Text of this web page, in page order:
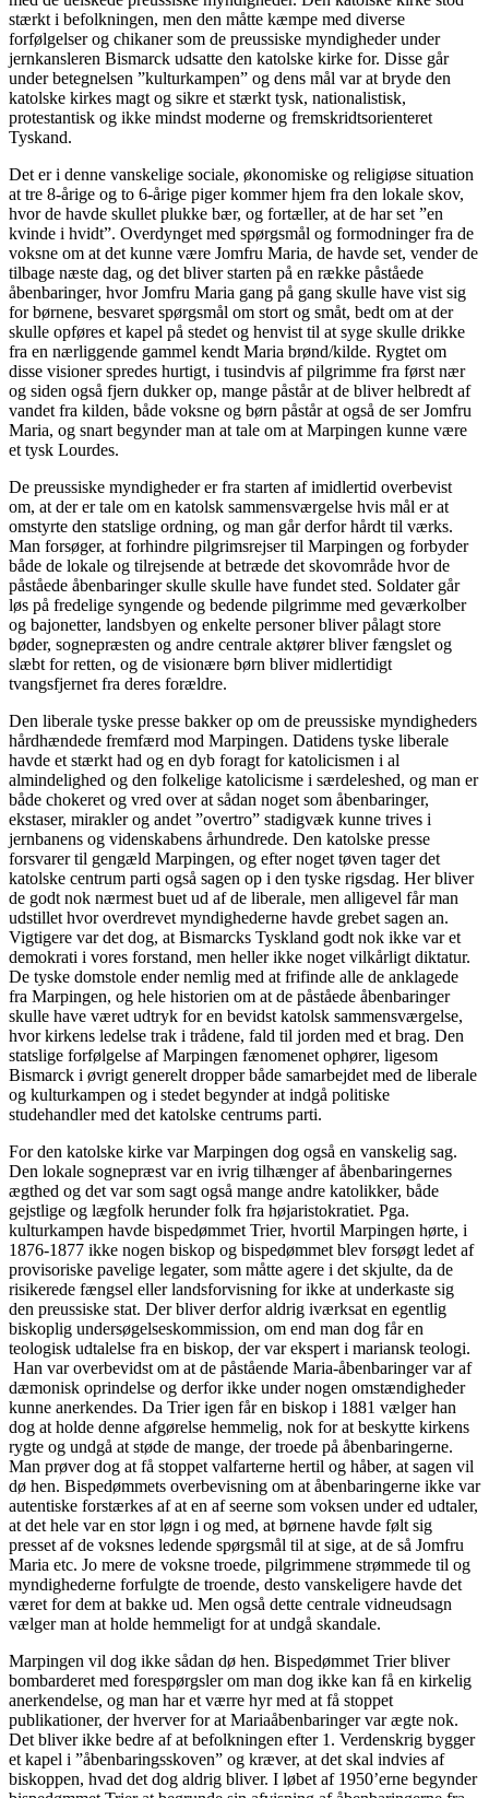
stærkt i befolkningen, men den måtte kæmpe med diverse
forfølgelser og chikaner som de preussiske myndigheder under
jernkansleren Bismarck udsatte den katolske kirke for. Disse går
under betegnelsen ”kulturkampen” og dens mål var at bryde den
katolske kirkes magt og sikre et stærkt tysk, nationalistisk,
protestantisk og ikke mindst moderne og fremskridtsorienteret
Tyskand.
Det er i denne vanskelige sociale, økonomiske og religiøse situation
at tre 8-årige og to 6-årige piger kommer hjem fra den lokale skov,
hvor de havde skullet plukke bær, og fortæller, at de har set ”en
kvinde i hvidt”. Overdynget med spørgsmål og formodninger fra de
voksne om at det kunne være Jomfru Maria, de havde set, vender de
tilbage næste dag, og det bliver starten på en række påståede
åbenbaringer, hvor Jomfru Maria gang på gang skulle have vist sig
for børnene, besvaret spørgsmål om stort og småt, bedt om at der
skulle opføres et kapel på stedet og henvist til at syge skulle drikke
fra en nærliggende gammel kendt Maria brønd/kilde. Rygtet om
disse visioner spredes hurtigt, i tusindvis af pilgrimme fra først nær
og siden også fjern dukker op, mange påstår at de bliver helbredt af
vandet fra kilden, både voksne og børn påstår at også de ser Jomfru
Maria, og snart begynder man at tale om at Marpingen kunne være
et tysk Lourdes.
De preussiske myndigheder er fra starten af imidlertid overbevist
om, at der er tale om en katolsk sammensværgelse hvis mål er at
omstyrte den statslige ordning, og man går derfor hårdt til værks.
Man forsøger, at forhindre pilgrimsrejser til Marpingen og forbyder
både de lokale og tilrejsende at betræde det skovområde hvor de
påståede åbenbaringer skulle skulle have fundet sted. Soldater går
løs på fredelige syngende og bedende pilgrimme med geværkolber
og bajonetter, landsbyen og enkelte personer bliver pålagt store
bøder, sognepræsten og andre centrale aktører bliver fængslet og
slæbt for retten, og de visionære børn bliver midlertidigt
tvangsfjernet fra deres forældre.
Den liberale tyske presse bakker op om de preussiske myndigheders
hårdhændede fremfærd mod Marpingen. Datidens tyske liberale
havde et stærkt had og en dyb foragt for katolicismen i al
almindelighed og den folkelige katolicisme i særdeleshed, og man er
både chokeret og vred over at sådan noget som åbenbaringer,
ekstaser, mirakler og andet ”overtro” stadigvæk kunne trives i
jernbanens og videnskabens århundrede. Den katolske presse
forsvarer til gengæld Marpingen, og efter noget tøven tager det
katolske centrum parti også sagen op i den tyske rigsdag. Her bliver
de godt nok nærmest buet ud af de liberale, men alligevel får man
udstillet hvor overdrevet myndighederne havde grebet sagen an.
Vigtigere var det dog, at Bismarcks Tyskland godt nok ikke var et
demokrati i vores forstand, men heller ikke noget vilkårligt diktatur.
De tyske domstole ender nemlig med at frifinde alle de anklagede
fra Marpingen, og hele historien om at de påståede åbenbaringer
skulle have været udtryk for en bevidst katolsk sammensværgelse,
hvor kirkens ledelse trak i trådene, fald til jorden med et brag. Den
statslige forfølgelse af Marpingen fænomenet ophører, ligesom
Bismarck i øvrigt generelt dropper både samarbejdet med de liberale
og kulturkampen og i stedet begynder at indgå politiske
studehandler med det katolske centrums parti.
For den katolske kirke var Marpingen dog også en vanskelig sag.
Den lokale sognepræst var en ivrig tilhænger af åbenbaringernes
ægthed og det var som sagt også mange andre katolikker, både
gejstlige og lægfolk herunder folk fra højaristokratiet. Pga.
kulturkampen havde bispedømmet Trier, hvortil Marpingen hørte, i
1876-1877 ikke nogen biskop og bispedømmet blev forsøgt ledet af
provisoriske pavelige legater, som måtte agere i det skjulte, da de
risikerede fængsel eller landsforvisning for ikke at underkaste sig
den preussiske stat. Der bliver derfor aldrig iværksat en egentlig
biskoplig undersøgelseskommission, om end man dog får en
teologisk udtalelse fra en biskop, der var ekspert i mariansk teologi.
Han var overbevidst om at de påstående Maria-åbenbaringer var af
dæmonisk oprindelse og derfor ikke under nogen omstændigheder
kunne anerkendes. Da Trier igen får en biskop i 1881 vælger han
dog at holde denne afgørelse hemmelig, nok for at beskytte kirkens
rygte og undgå at støde de mange, der troede på åbenbaringerne.
Man prøver dog at få stoppet valfarterne hertil og håber, at sagen vil
dø hen. Bispedømmets overbevisning om at åbenbaringerne ikke var
autentiske forstærkes af at en af seerne som voksen under ed udtaler,
at det hele var en stor løgn i og med, at børnene havde følt sig
presset af de voksnes ledende spørgsmål til at sige, at de så Jomfru
Maria etc. Jo mere de voksne troede, pilgrimmene strømmede til og
myndighederne forfulgte de troende, desto vanskeligere havde det
været for dem at bakke ud. Men også dette centrale vidneudsagn
vælger man at holde hemmeligt for at undgå skandale.
Marpingen vil dog ikke sådan dø hen. Bispedømmet Trier bliver
bombarderet med forespørgsler om man dog ikke kan få en kirkelig
anerkendelse, og man har et værre hyr med at få stoppet
publikationer, der hverver for at Mariaåbenbaringer var ægte nok.
Det bliver ikke bedre af at befolkningen efter 1. Verdenskrig bygger
et kapel i ”åbenbaringsskoven” og kræver, at det skal indvies af
biskoppen, hvad det dog aldrig bliver. I løbet af 1950’erne begynder